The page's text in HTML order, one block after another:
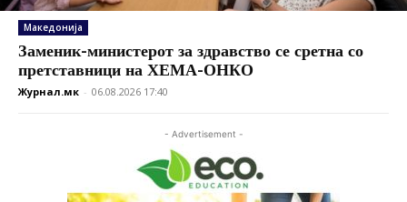
Македонија
Заменик-министерот за здравство се сретна со
претставници на ХЕМА-ОНКО
Журнал.мк - 06.08.2026 17:40
- Advertisement -